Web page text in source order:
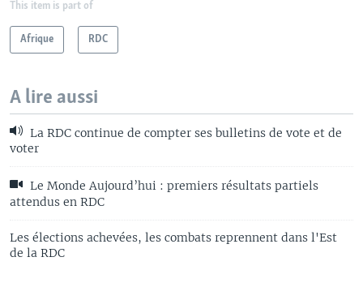
This item is part of
Afrique RDC
A lire aussi
La RDC continue de compter ses bulletins de vote et de
voter
Le Monde Aujourd’hui : premiers résultats partiels
attendus en RDC
Les élections achevées, les combats reprennent dans l'Est
de la RDC